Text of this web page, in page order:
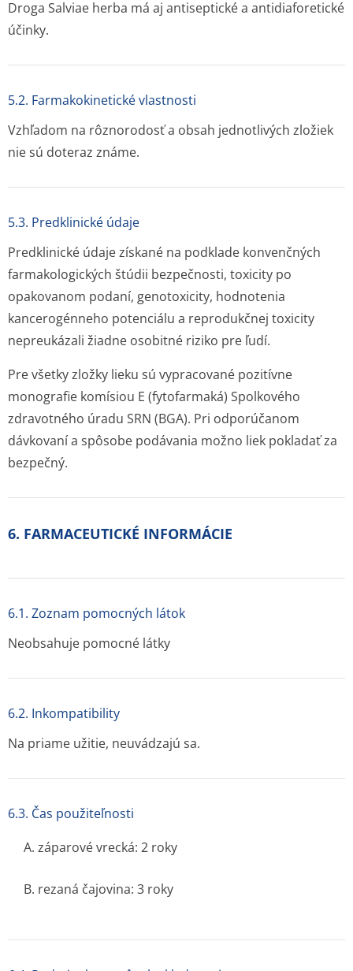
Droga Salviae herba má aj antiseptické a antidiaforetické
účinky.
5.2. Farmakokinetické vlastnosti
Vzhľadom na rôznorodosť a obsah jednotlivých zložiek
nie sú doteraz známe.
5.3. Predklinické údaje
Predklinické údaje získané na podklade konvenčných
farmakologických štúdii bezpečnosti, toxicity po
opakovanom podaní, genotoxicity, hodnotenia
kancerogénneho potenciálu a reprodukčnej toxicity
nepreukázali žiadne osobitné riziko pre ľudí.
Pre všetky zložky lieku sú vypracované pozitívne
monografie komísiou E (fytofarmaká) Spolkového
zdravotného úradu SRN (BGA). Pri odporúčanom
dávkovaní a spôsobe podávania možno liek pokladať za
bezpečný.
6. FARMACEUTICKÉ INFORMÁCIE
6.1. Zoznam pomocných látok
Neobsahuje pomocné látky
6.2. Inkompatibility
Na priame užitie, neuvádzajú sa.
6.3. Čas použiteľnosti
A. záparové vrecká: 2 roky
B. rezaná čajovina: 3 roky